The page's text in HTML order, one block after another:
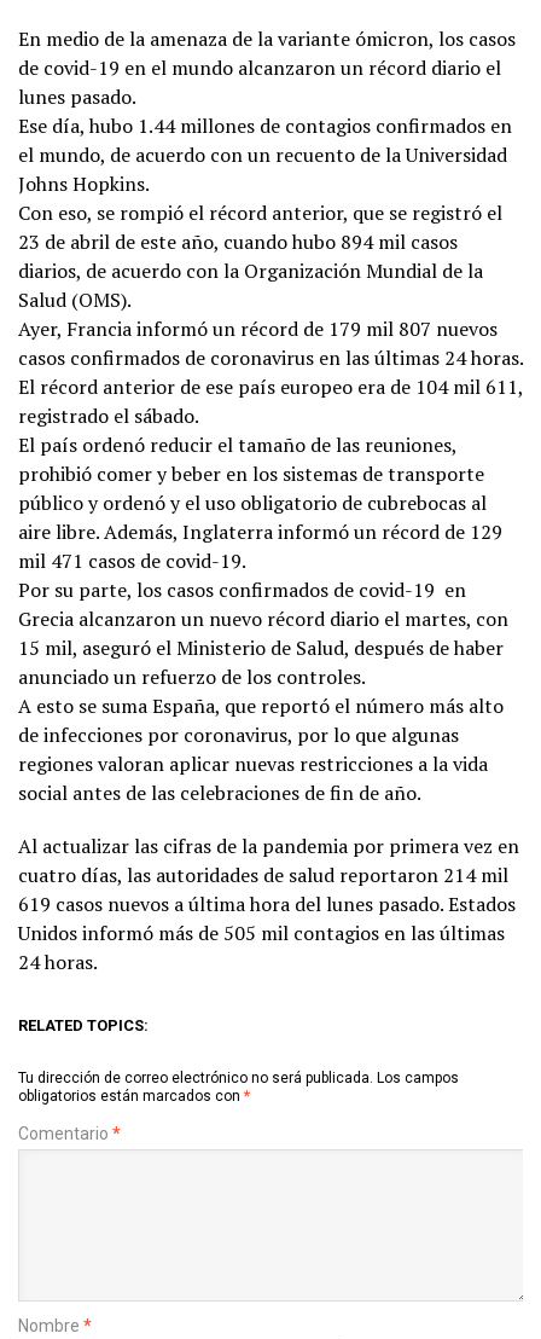
En medio de la amenaza de la variante ómicron, los casos
de covid-19 en el mundo alcanzaron un récord diario el
lunes pasado.
Ese día, hubo 1.44 millones de contagios confirmados en
el mundo, de acuerdo con un recuento de la Universidad
Johns Hopkins.
Con eso, se rompió el récord anterior, que se registró el
23 de abril de este año, cuando hubo 894 mil casos
diarios, de acuerdo con la Organización Mundial de la
Salud (OMS).
Ayer, Francia informó un récord de 179 mil 807 nuevos
casos confirmados de coronavirus en las últimas 24 horas.
El récord anterior de ese país europeo era de 104 mil 611,
registrado el sábado.
El país ordenó reducir el tamaño de las reuniones,
prohibió comer y beber en los sistemas de transporte
público y ordenó y el uso obligatorio de cubrebocas al
aire libre. Además, Inglaterra informó un récord de 129
mil 471 casos de covid-19.
Por su parte, los casos confirmados de covid-19 en
Grecia alcanzaron un nuevo récord diario el martes, con
15 mil, aseguró el Ministerio de Salud, después de haber
anunciado un refuerzo de los controles.
A esto se suma España, que reportó el número más alto
de infecciones por coronavirus, por lo que algunas
regiones valoran aplicar nuevas restricciones a la vida
social antes de las celebraciones de fin de año.
Al actualizar las cifras de la pandemia por primera vez en
cuatro días, las autoridades de salud reportaron 214 mil
619 casos nuevos a última hora del lunes pasado. Estados
Unidos informó más de 505 mil contagios en las últimas
24 horas.
RELATED TOPICS:
Tu dirección de correo electrónico no será publicada. Los campos
obligatorios están marcados con *
Comentario *
Nombre *